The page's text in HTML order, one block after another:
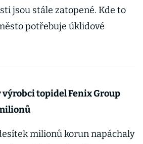
jsou stále zatopené. Kde to
potřebuje úklidové
topidel Fenix Group
milionů korun napáchaly